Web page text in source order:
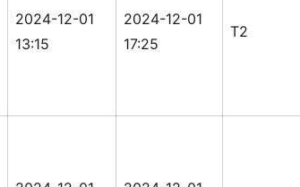
2024-12-01
13:15
2024-12-01
17:25
T2